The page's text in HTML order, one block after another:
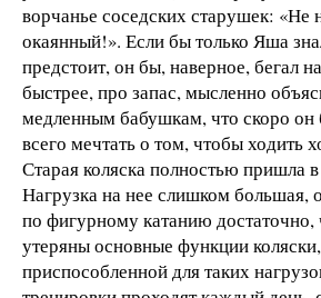
ворчанье соседских старушек: «Не
окаянный!». Если бы только Яша
предстоит, он бы, наверное, бегал
быстрее, про запас, мысленно
медленным бабушкам, что скоро он
всего мечтать о том, чтобы ходить
Старая коляска полностью пришла
Нагрузка на нее слишком большая,
по фигурному катанию
утеряны основные функции
приспособленной для таких